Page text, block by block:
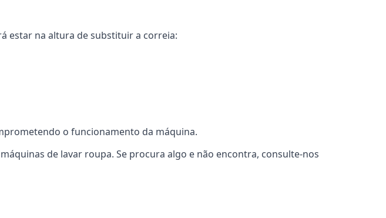
estar na altura de substituir a correia:
o funcionamento da máquina.
de lavar roupa. Se procura algo e não encontra, consulte-nos